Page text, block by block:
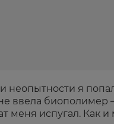
неопытности я
ввела биополимер
меня испугал. Как